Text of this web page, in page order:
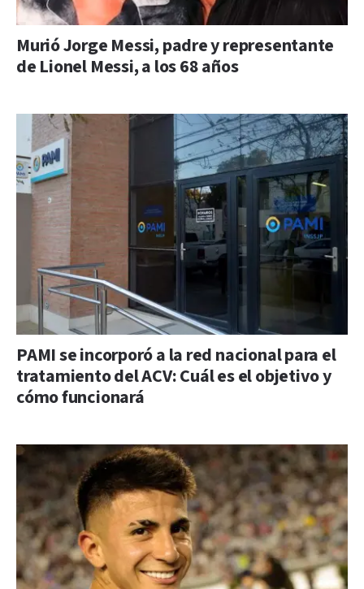
Murió Jorge Messi, padre y representante
de Lionel Messi, a los 68 años
PAMI se incorporó a la red nacional para el
tratamiento del ACV: Cuál es el objetivo y
cómo funcionará